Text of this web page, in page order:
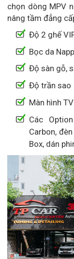
chọn dòng MPV
nâng tầm đẳng
Độ 2 ghế
Bọc da
Độ sàn gỗ,
Độ trần sao
Màn hình
Các
Carbon,
Box, dán